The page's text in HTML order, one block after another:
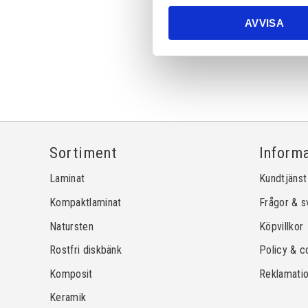
AVVISA
Sortiment
Laminat
Kompaktlaminat
Natursten
Rostfri diskbänk
Komposit
Keramik
Kundtjänst
Frågor &
Köpvillkor
Policy &